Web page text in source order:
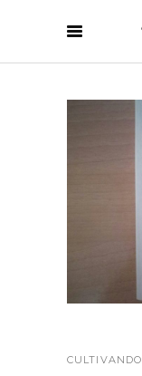
CULTIVANDO